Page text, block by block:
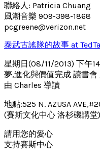
聯絡人: Patricia Chuang
風潮音樂 909-398-1868
pcgreene@verizon.net
泰武古謠隊的故事 at
星期日(08/11/2013) 下午
夢,進化與價值完成 讀書會
由 Charles 導讀
地點:525 N. AZUSA
(賽斯文化中心 洛杉磯講堂)
請用您的愛心
支持賽斯中心